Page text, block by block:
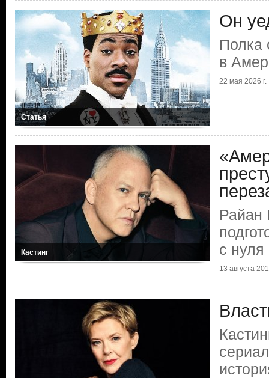
Статья
Он
Полка
в
22 мая 2026 г.
Кастинг
Райан
с нуля
13 августа